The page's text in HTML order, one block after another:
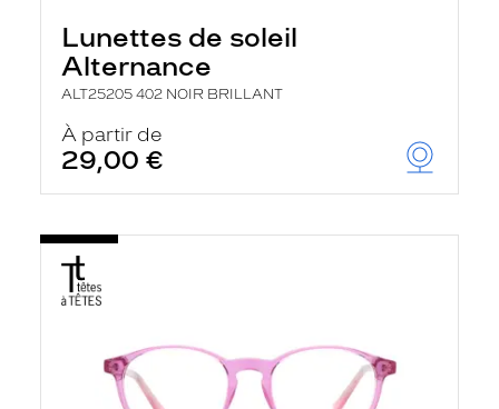
Lunettes de soleil
Alternance
ALT25205 402 NOIR BRILLANT
À partir de
29,00 €